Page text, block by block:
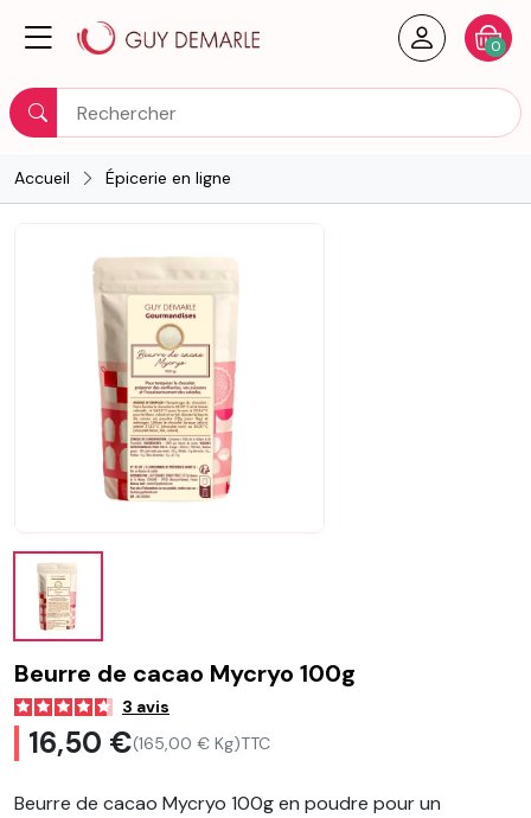
Rechercher
Créer
0
Accueil Épicerie en ligne
Beurre de cacao Mycryo 100g
3 avis
16,50 €(165,00 € Kg)TTC
Beurre de cacao Mycryo 100g en poudre pour un